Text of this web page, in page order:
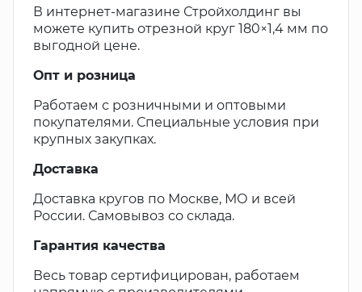
В интернет-магазине Стройхолдинг вы
можете купить отрезной круг 180×1,4 мм по
выгодной цене.
Опт и розница
Работаем с розничными и оптовыми
покупателями. Специальные условия при
крупных закупках.
Доставка
Доставка кругов по Москве, МО и всей
России. Самовывоз со склада.
Гарантия качества
Весь товар сертифицирован, работаем